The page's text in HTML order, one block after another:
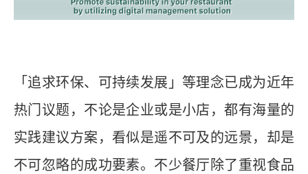
「追求环保、可持续发展」等理念已成为近年
热门议题，不论是企业或是小店，都有海量的
实践建议方案，看似是遥不可及的远景，却是
不可忽略的成功要素。不少餐厅除了重视食品